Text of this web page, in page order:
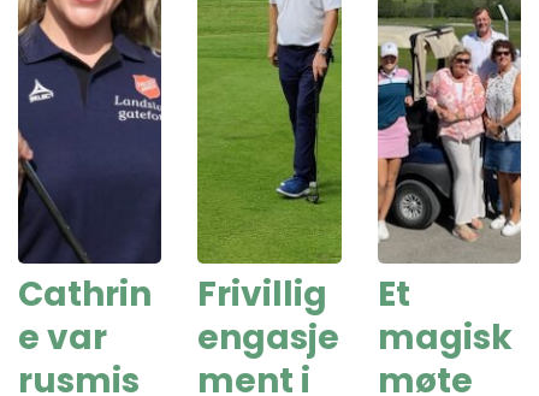
Cathrin
e var
rusmis
Frivillig
engasje
ment i
Et
magisk
møte